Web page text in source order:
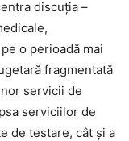
discuția –
o perioadă mai
fragmentată
servicii de
serviciilor de
de testare, cât și a